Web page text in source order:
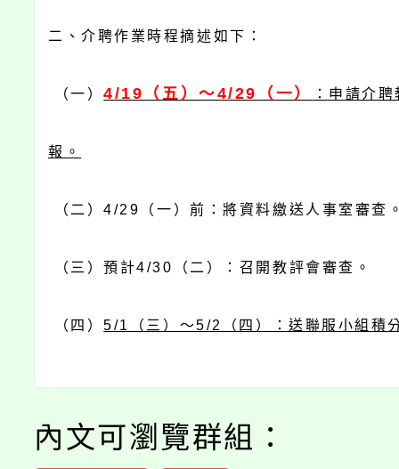
二、介聘作業時程摘述如下：
（一）4/19（五）～4/29（一） ：申請介
報。
（二）4/29（一）前：將資料繳送人事室審查
（三）預計4/30（二）：召開教評會審查。
（四）5/1（三）～5/2（四）：送聯服小組積
內文可瀏覽群組：